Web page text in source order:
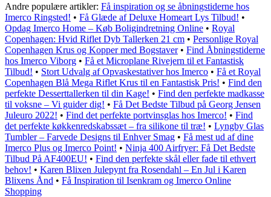
Andre populære artikler: Få inspiration og se åbningstiderne hos
Imerco Ringsted! • Få Glæde af Deluxe Homeart Lys Tilbud! •
Opdag Imerco Home – Køb Boligindretning Online • Royal
Copenhagen: Hvid Riflet Dyb Tallerken 21 cm • Personlige Royal
Copenhagen Krus og Kopper med Bogstaver• Find Åbningstiderne
hos Imerco Viborg • Få et Microplane Rivejern til et Fantastisk
Tilbud! • Stort Udvalg af Opvaskestativer hos Imerco • Få et Royal
Copenhagen Blå Mega Riflet Krus til en Fantastisk Pris! • Find den
perfekte Desserttallerken til din Kage! • Find den perfekte madkasse
til voksne – Vi guider dig! • Få Det Bedste Tilbud på Georg Jensen
Juleuro 2022! • Find det perfekte portvinsglas hos Imerco! • Find
det perfekte køkkenredskabssæt – fra silikone til træ! • Lyngby Glas
Tumbler – Farvede Designs til Enhver Smag • Få mest ud af dine
Imerco Plus og Imerco Point! • Ninja 400 Airfryer: Få Det Bedste
Tilbud På AF400EU! • Find den perfekte skål eller fade til ethvert
behov! • Karen Blixen Julepynt fra Rosendahl – En Jul i Karen
Blixens Ånd • Få Inspiration til Isenkram og Imerco Online
Shopping